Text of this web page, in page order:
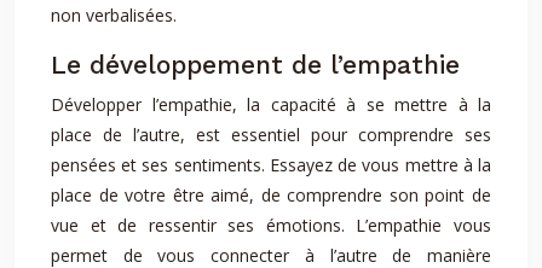
non verbalisées.
Le développement de l’empathie
Développer l’empathie, la capacité à se mettre à la
place de l’autre, est essentiel pour comprendre ses
pensées et ses sentiments. Essayez de vous mettre à la
place de votre être aimé, de comprendre son point de
vue et de ressentir ses émotions. L’empathie vous
permet de vous connecter à l’autre de manière